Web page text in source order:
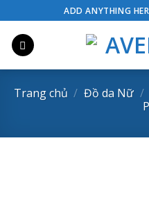
to
content
ADD ANYTHING
Trang chủ / Đồ da Nữ /